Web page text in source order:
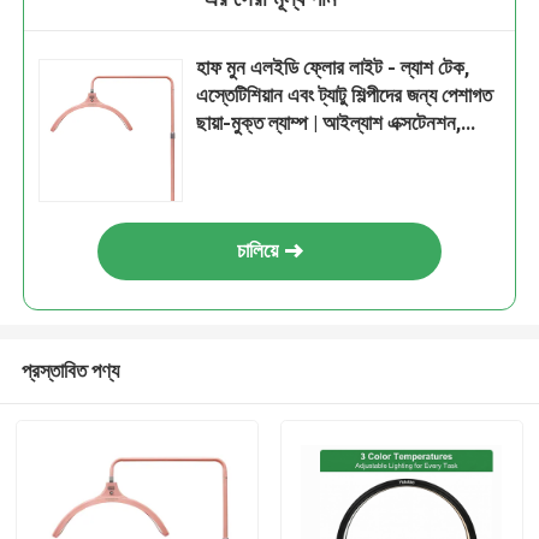
হাফ মুন এলইডি ফ্লোর লাইট - ল্যাশ টেক,
এস্তেটিশিয়ান এবং ট্যাটু শিল্পীদের জন্য পেশাগত
ছায়া-মুক্ত ল্যাম্প | আইল্যাশ এক্সটেনশন,
চালিয়ে
প্রস্তাবিত পণ্য